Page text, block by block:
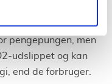
pengepungen, men
udslippet og kan
end de forbruger.